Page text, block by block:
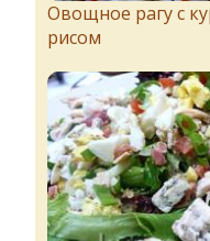
Овощное рагу с
рисом